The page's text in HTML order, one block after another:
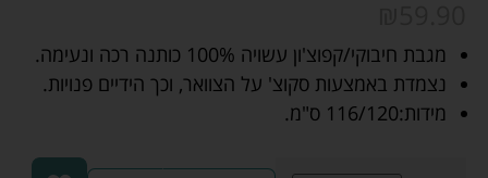
מגבת חיבוקי/קפוצ'ון עשויה 100% כותנה רכה ונעימה.
נצמדת באמצעות סקוצ' על הצוואר, וכך הידיים פנויות.
מידות:116/120 ס"מ.